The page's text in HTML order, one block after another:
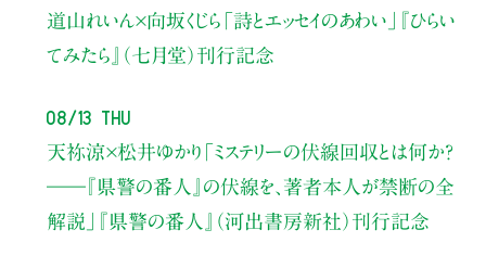
道山れいん×向坂くじら 「詩とエッセイのあわい」
『ひらい
てみたら』（七月堂）刊行記念
08/13 Thu
天祢涼×松井ゆかり 「ミステリーの伏線回収とは何か？
――『県警の番人』の伏線を、著者本人が禁断の全
解説」
『県警の番人』（河出書房新社）刊行記念